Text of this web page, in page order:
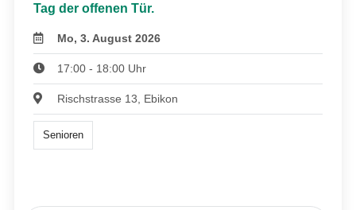
Tag der offenen Tür.
Mo, 3. August 2026
17:00 - 18:00 Uhr
Rischstrasse 13, Ebikon
Senioren